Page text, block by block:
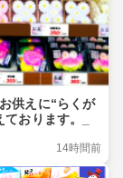
供えに“らくが
ております。_
14時間前